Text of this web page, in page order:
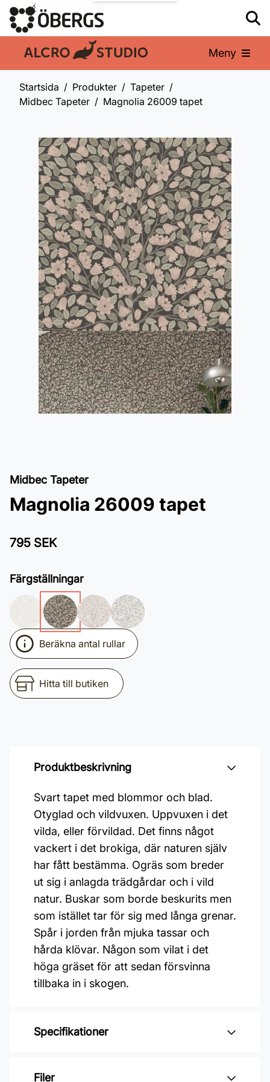
En del av: Meny
Startsida Produkter
Tapeter
Midbec Tapeter
Magnolia 26009 tapet
Midbec Tapeter
Magnolia 26009 tapet
795 SEK
Färgställningar
Beräkna antal rullar
Hitta till butiken
Produktbeskrivning
Svart tapet med blommor och blad.
Otyglad och vildvuxen. Uppvuxen i det
vilda, eller förvildad. Det finns något
vackert i det brokiga, där naturen själv
har fått bestämma. Ogräs som breder
ut sig i anlagda trädgårdar och i vild
natur. Buskar som borde beskurits men
som istället tar för sig med långa grenar.
Spår i jorden från mjuka tassar och
hårda klövar. Någon som vilat i det
höga gräset för att sedan försvinna
tillbaka in i skogen.
Specifikationer
Varumärke: Midbec Tapeter
Filer